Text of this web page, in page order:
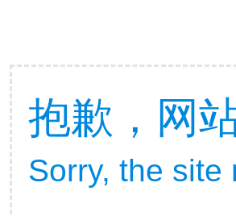
抱歉，网
Sorry, the